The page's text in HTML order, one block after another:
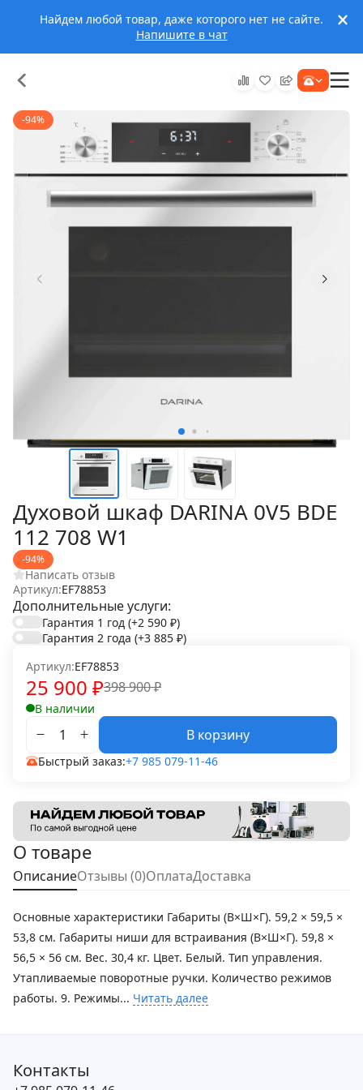
Найдем любой товар, даже которого нет не сайте.
Напишите в чат
-94%
Духовой шкаф DARINA 0V5 BDE
112 708 W1
-94%
Написать отзыв
Артикул:EF78853
Дополнительные услуги:
Гарантия 1 год (+2 590 ₽)
Гарантия 2 года (+3 885 ₽)
Артикул:EF78853
398 900₽
25 900 ₽
В наличии
В корзину
Быстрый заказ:+7 985 079-11-46
О товаре
ОписаниеОтзывы (0)ОплатаДоставка
Основные характеристики Габариты (В×Ш×Г). 59,2 × 59,5 ×
53,8 см. Габариты ниши для встраивания (В×Ш×Г). 59,8 ×
56,5 × 56 см. Вес. 30,4 кг. Цвет. Белый. Тип управления.
Утапливаемые поворотные ручки. Количество режимов
работы. 9. Режимы... Читать далее
Контакты